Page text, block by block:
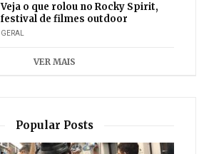
Veja o que rolou no Rocky Spirit,
festival de filmes outdoor
GERAL
VER MAIS
Popular Posts